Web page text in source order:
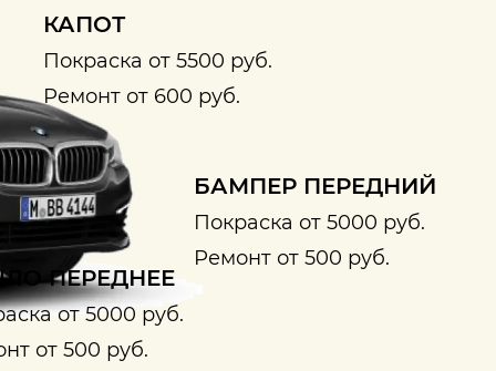
КАПОТ
Покраска от 5500 руб.
Ремонт от 600 руб.
БАМПЕР ПЕРЕДНИЙ
Покраска от 5000 руб.
Ремонт от 500 руб.
ПЕРЕДНЕЕ
от 5000 руб.
от 500 руб.